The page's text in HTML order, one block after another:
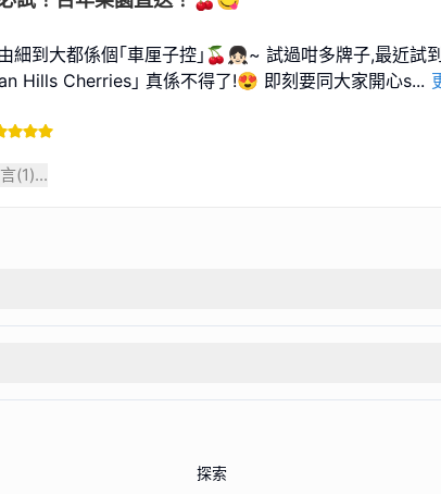
細到大都係個｢車厘子控｣🍒👧🏻~ 試過咁多牌子,最近試
Hills Cherries｣ 真係不得了!😍 即刻要同大家開心s...
(1)...
探索